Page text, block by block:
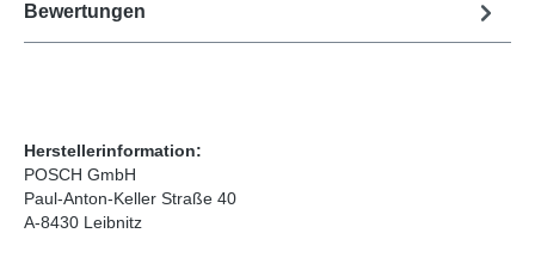
Bewertungen
Herstellerinformation:
POSCH GmbH
Paul-Anton-Keller Straße 40
A-8430 Leibnitz